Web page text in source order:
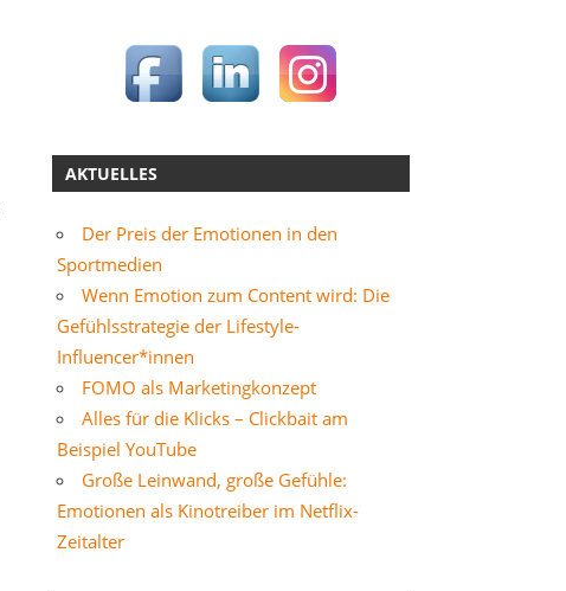
AKTUELLES
Der Preis der Emotionen in den
Sportmedien
Wenn Emotion zum Content wird: Die
Gefühlsstrategie der Lifestyle-
Influencer*innen
FOMO als Marketingkonzept
Alles für die Klicks – Clickbait am
Beispiel YouTube
Große Leinwand, große Gefühle:
Emotionen als Kinotreiber im Netflix-
Zeitalter